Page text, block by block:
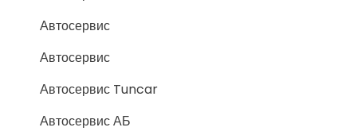
Автосервис
Автосервис
Автосервис Tuncar
Автосервис АБ